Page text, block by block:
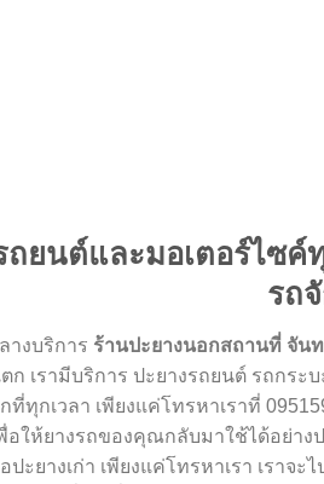
ถยนต์และมอเตอร์ไซค์
รถ
างบริการ ร้านปะยางนอกสถานที่ จัน
ก เรามีบริการ ปะยางรถยนต์ รถกระบ
ทุกเวลา เพียงแค่โทรหาเราที่
ให้ยางรถของคุณกลับมาใช้ได้อย่าง
ปะยางเก่า เพียงแค่โทรหาเรา เรา